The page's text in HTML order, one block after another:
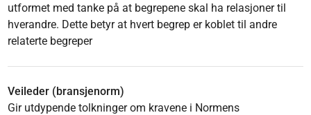
utformet med tanke på at begrepene skal ha relasjoner til
hverandre. Dette betyr at hvert begrep er koblet til andre
relaterte begreper
Veileder (bransjenorm)
Gir utdypende tolkninger om kravene i Normens